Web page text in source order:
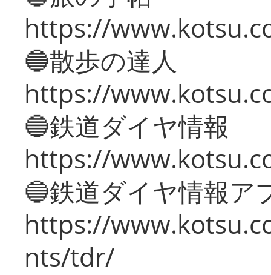
https://
🔵散歩の達人
https://
🔵鉄道ダイヤ情報
https://
🔵鉄道ダイヤ情報ア
https://
nts/tdr/